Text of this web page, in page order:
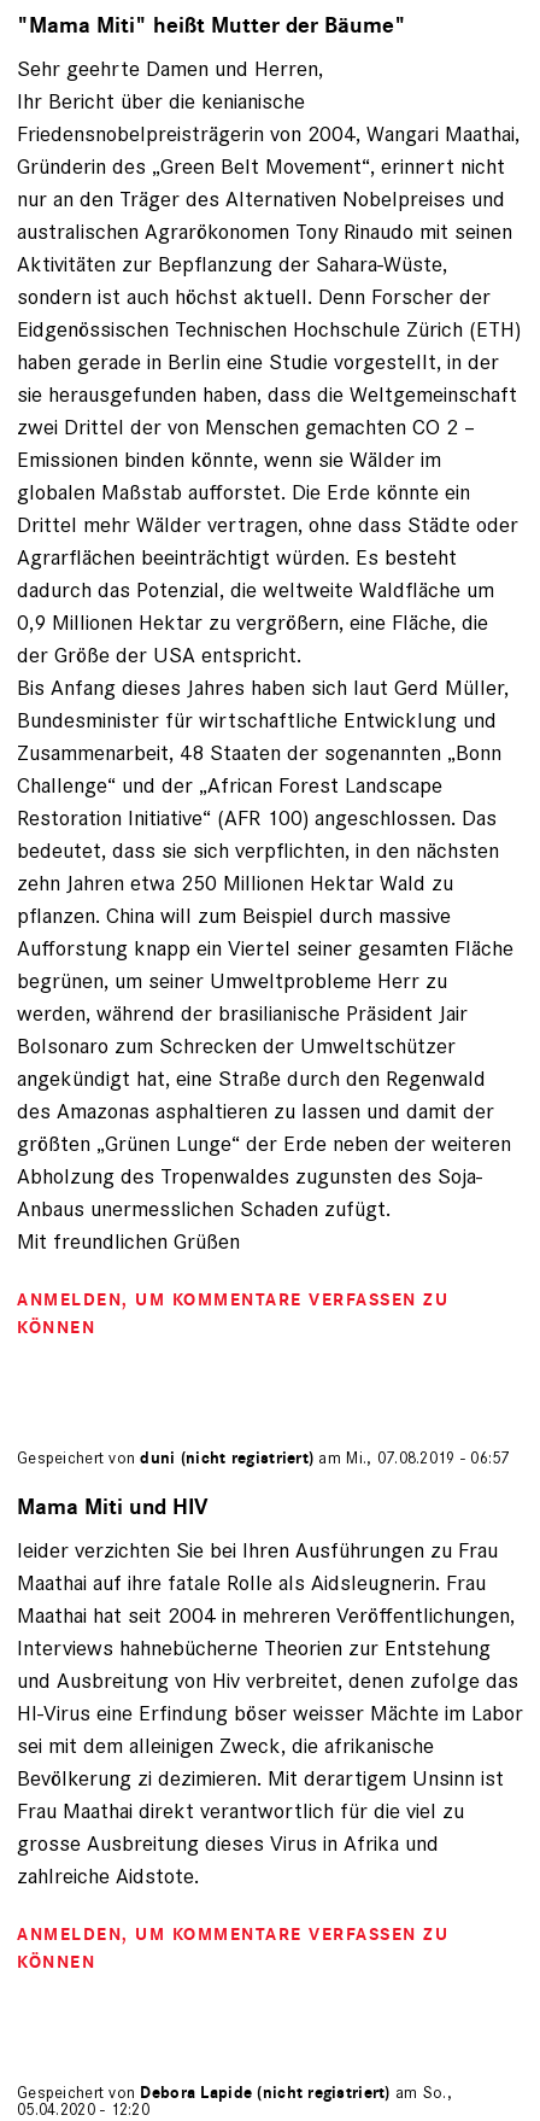
"Mama Miti" heißt Mutter der Bäume"
Sehr geehrte Damen und Herren,
Ihr Bericht über die kenianische
Friedensnobelpreisträgerin von 2004, Wangari Maathai,
Gründerin des „Green Belt Movement“, erinnert nicht
nur an den Träger des Alternativen Nobelpreises und
australischen Agrarökonomen Tony Rinaudo mit seinen
Aktivitäten zur Bepflanzung der Sahara-Wüste,
sondern ist auch höchst aktuell. Denn Forscher der
Eidgenössischen Technischen Hochschule Zürich (ETH)
haben gerade in Berlin eine Studie vorgestellt, in der
sie herausgefunden haben, dass die Weltgemeinschaft
zwei Drittel der von Menschen gemachten CO 2 –
Emissionen binden könnte, wenn sie Wälder im
globalen Maßstab aufforstet. Die Erde könnte ein
Drittel mehr Wälder vertragen, ohne dass Städte oder
Agrarflächen beeinträchtigt würden. Es besteht
dadurch das Potenzial, die weltweite Waldfläche um
0,9 Millionen Hektar zu vergrößern, eine Fläche, die
der Größe der USA entspricht.
Bis Anfang dieses Jahres haben sich laut Gerd Müller,
Bundesminister für wirtschaftliche Entwicklung und
Zusammenarbeit, 48 Staaten der sogenannten „Bonn
Challenge“ und der „African Forest Landscape
Restoration Initiative“ (AFR 100) angeschlossen. Das
bedeutet, dass sie sich verpflichten, in den nächsten
zehn Jahren etwa 250 Millionen Hektar Wald zu
pflanzen. China will zum Beispiel durch massive
Aufforstung knapp ein Viertel seiner gesamten Fläche
begrünen, um seiner Umweltprobleme Herr zu
werden, während der brasilianische Präsident Jair
Bolsonaro zum Schrecken der Umweltschützer
angekündigt hat, eine Straße durch den Regenwald
des Amazonas asphaltieren zu lassen und damit der
größten „Grünen Lunge“ der Erde neben der weiteren
Abholzung des Tropenwaldes zugunsten des Soja-
Anbaus unermesslichen Schaden zufügt.
Mit freundlichen Grüßen
ANMELDEN, UM KOMMENTARE VERFASSEN ZU
KÖNNEN
Gespeichert vonduni (nicht registriert) am Mi., 07.08.2019 - 06:57
Mama Miti und HIV
leider verzichten Sie bei Ihren Ausführungen zu Frau
Maathai auf ihre fatale Rolle als Aidsleugnerin. Frau
Maathai hat seit 2004 in mehreren Veröffentlichungen,
Interviews hahnebücherne Theorien zur Entstehung
und Ausbreitung von Hiv verbreitet, denen zufolge das
HI-Virus eine Erfindung böser weisser Mächte im Labor
sei mit dem alleinigen Zweck, die afrikanische
Bevölkerung zi dezimieren. Mit derartigem Unsinn ist
Frau Maathai direkt verantwortlich für die viel zu
grosse Ausbreitung dieses Virus in Afrika und
zahlreiche Aidstote.
ANMELDEN, UM KOMMENTARE VERFASSEN ZU
KÖNNEN
Gespeichert von Debora Lapide (nicht registriert) am So.,
05.04.2020 - 12:20